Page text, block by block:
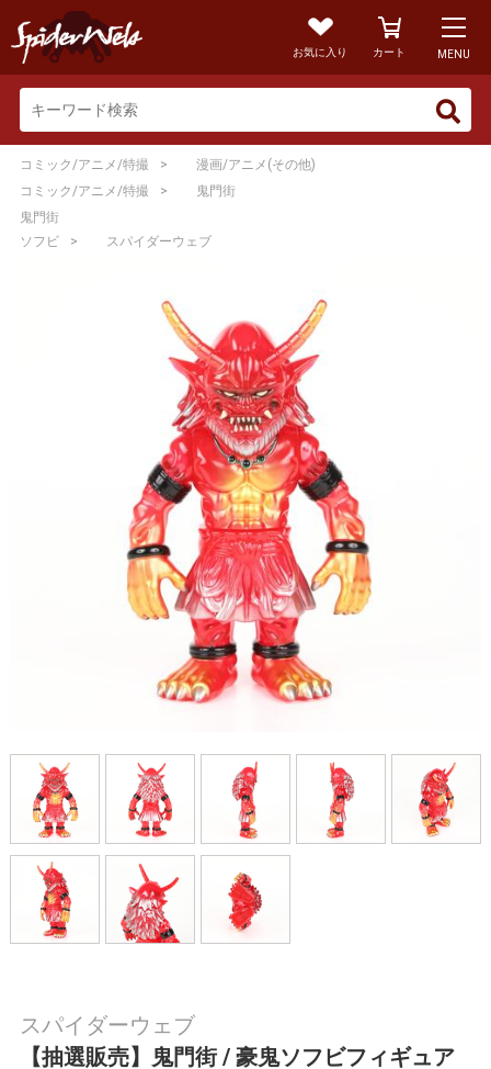
お気に入り カート MENU
コミック/アニメ/特撮
漫画/アニメ(その他)
コミック/アニメ/特撮
鬼門街
鬼門街
ソフビ
スパイダーウェブ
スパイダーウェブ
【抽選販売】鬼門街 / 豪鬼ソフビフィギュア